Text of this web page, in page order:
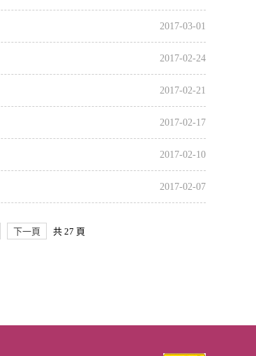
2017-03-01
2017-02-24
2017-02-21
2017-02-17
2017-02-10
2017-02-07
下一頁 共 27 頁